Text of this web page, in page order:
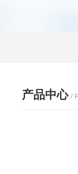
产品中心 /